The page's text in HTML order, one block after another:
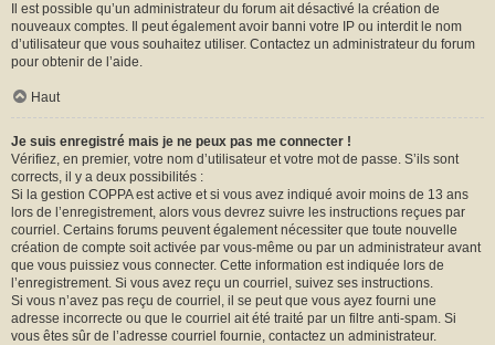
Il est possible qu’un administrateur du forum ait désactivé la création de
nouveaux comptes. Il peut également avoir banni votre IP ou interdit le nom
d’utilisateur que vous souhaitez utiliser. Contactez un administrateur du forum
pour obtenir de l’aide.
Haut
Je suis enregistré mais je ne peux pas me connecter !
Vérifiez, en premier, votre nom d’utilisateur et votre mot de passe. S’ils sont
corrects, il y a deux possibilités :
Si la gestion COPPA est active et si vous avez indiqué avoir moins de 13 ans
lors de l’enregistrement, alors vous devrez suivre les instructions reçues par
courriel. Certains forums peuvent également nécessiter que toute nouvelle
création de compte soit activée par vous-même ou par un administrateur avant
que vous puissiez vous connecter. Cette information est indiquée lors de
l’enregistrement. Si vous avez reçu un courriel, suivez ses instructions.
Si vous n’avez pas reçu de courriel, il se peut que vous ayez fourni une
adresse incorrecte ou que le courriel ait été traité par un filtre anti-spam. Si
vous êtes sûr de l’adresse courriel fournie, contactez un administrateur.